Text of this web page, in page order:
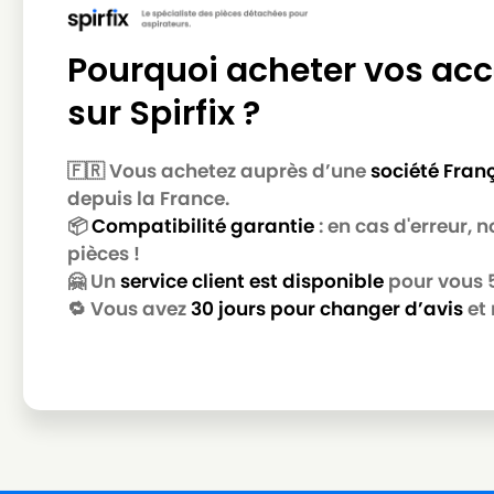
NILFISK
NILFISK
NILFISK 107410420 - GD 930Q EU
NILFISK
NILFISK 107410421 - GD 930Q UK
NILFISK
NILFISK 107410422 - UZ 964 230-240V
NILFISK
NILFISK 107410428 - VP300 EU
NILFISK
NILFISK 107410429 - VP300 NORDIC
NILFISK
NILFISK 107410434 - VP300 PINK
NILFISK
NILFISK 107410436 - VP300 UK
Pourquoi acheter vos
sur Spirfix ?
🇫🇷 Vous achetez auprès d’unesociété
depuis la France.
📦Compatibilité garantie: en cas d'erreur,
pièces !
🤗 Un service client est disponible pour vous
🔁 Vous avez30 jours pour changer d’aviset